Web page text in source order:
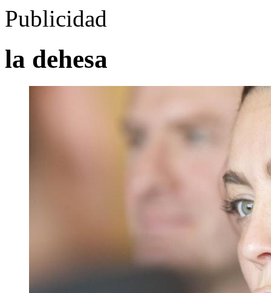
Publicidad
la dehesa